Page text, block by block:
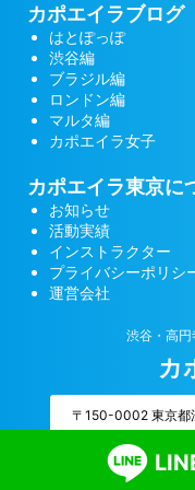
カポエイラブログ
はとぽっぽ
渋谷編
ブラジル編
ロンドン編
マルタ編
カポエイラ女子
カポエイラ東京に
お知らせ
活動実績
インストラクター
プライバシーポリシ
運営会社
渋谷・高
カ
〒150-0002 東京都
©